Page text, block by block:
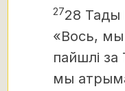
2728 Тады
«Вось, мы
пайшлі
мы